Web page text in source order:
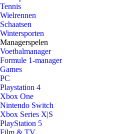
Tennis
Wielrennen
Schaatsen
Wintersporten
Managerspelen
Voetbalmanager
Formule 1-manager
Games
PC
Playstation 4
Xbox One
Nintendo Switch
Xbox Series X|S
PlayStation 5
Film & TV